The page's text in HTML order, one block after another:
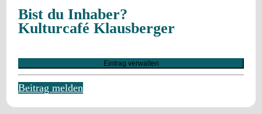
Bist du Inhaber?
Kulturcafé Klausberger
Eintrag verwalten
Beitrag melden